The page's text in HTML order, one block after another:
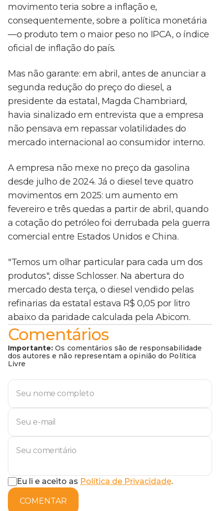
movimento teria sobre a inflação e,
consequentemente, sobre a política monetária
—o produto tem o maior peso no IPCA, o índice
oficial de inflação do país.
Mas não garante: em abril, antes de anunciar a
segunda redução do preço do diesel, a
presidente da estatal, Magda Chambriard,
havia sinalizado em entrevista que a empresa
não pensava em repassar volatilidades do
mercado internacional ao consumidor interno.
A empresa não mexe no preço da gasolina
desde julho de 2024. Já o diesel teve quatro
movimentos em 2025: um aumento em
fevereiro e três quedas a partir de abril, quando
a cotação do petróleo foi derrubada pela guerra
comercial entre Estados Unidos e China.
"Temos um olhar particular para cada um dos
produtos", disse Schlosser. Na abertura do
mercado desta terça, o diesel vendido pelas
refinarias da estatal estava R$ 0,05 por litro
abaixo da paridade calculada pela Abicom.
Comentários
Importante: Os comentários são de responsabilidade
dos autores e não representam a opinião do Política
Livre
Eu li e aceito as Política de Privacidade.
COMENTAR